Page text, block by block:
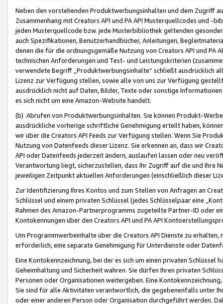
Neben den vorstehenden Produktwerbungsinhalten und dem Zugriff
Zusammenhang mit Creators API und PA API Musterquellcodes und
jeden Musterquellcode bzw. jede Musterbibliothek geltenden
auch Spezifikationen, Benutzerhandbücher, Anleitungen,
denen die für die ordnungsgemäße Nutzung von Creators API und PA
technischen Anforderungen und Test- und Leistungskriterien
verwendete Begriff „Produktwerbungsinhalte“ schließt ausdrücklich
Lizenz zur Verfügung stellen, sowie alle von uns zur Verfügung
ausdrücklich nicht auf Daten, Bilder, Texte oder sonstige
es sich nicht um eine Amazon-Website handelt.
(b) Abrufen von Produktwerbungsinhalten. Sie können Produkt-
ausdrückliche vorherige schriftliche Genehmigung erteilt haben,
wir über die Creators API Feeds zur Verfügung stellen. Wenn Sie
Nutzung von Datenfeeds dieser Lizenz. Sie erkennen an, dass wir
API oder Datenfeeds jederzeit ändern, auslaufen lassen oder neu
Verantwortung liegt, sicherzustellen, dass Ihr Zugriff auf die und Ihre
jeweiligen Zeitpunkt aktuellen Anforderungen (einschließlich dieser
Zur Identifizierung Ihres Kontos und zum Stellen von Anfragen an
Schlüssel und einem privaten Schlüssel (jedes Schlüsselpaar eine
Rahmen des Amazon-Partnerprogramms zugeteilte Partner-ID oder
Kontokennungen über den Creators API und PA API
Um Programmwerbeinhalte über die Creators API Dienste zu
erforderlich, eine separate Genehmigung für Unterdienste oder
Eine Kontokennzeichnung, bei der es sich um einen privaten
Geheimhaltung und Sicherheit wahren. Sie dürfen Ihren privaten
Personen oder Organisationen weitergeben. Eine
Sie sind für alle Aktivitäten verantwortlich, die gegebenenfalls unter
oder einer anderen Person oder Organisation durchgeführt werden.